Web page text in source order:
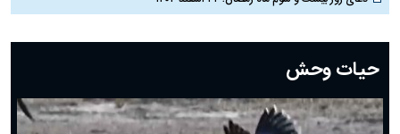
دعای روز بیستم ماه رمضان؛ ۱۹ اسفند ۱۴۰۴
دعای روز هشتم ماه مبارک رمضان؛ ۷ اسفند ماه ۱۴۰۴
دعای روز هفتم ماه رمضان؛ ۶ اسفند ۱۴۰۴
دعای روز ششم ماه رمضان؛ ۵ اسفند ۱۴۰۴
حیات وحش